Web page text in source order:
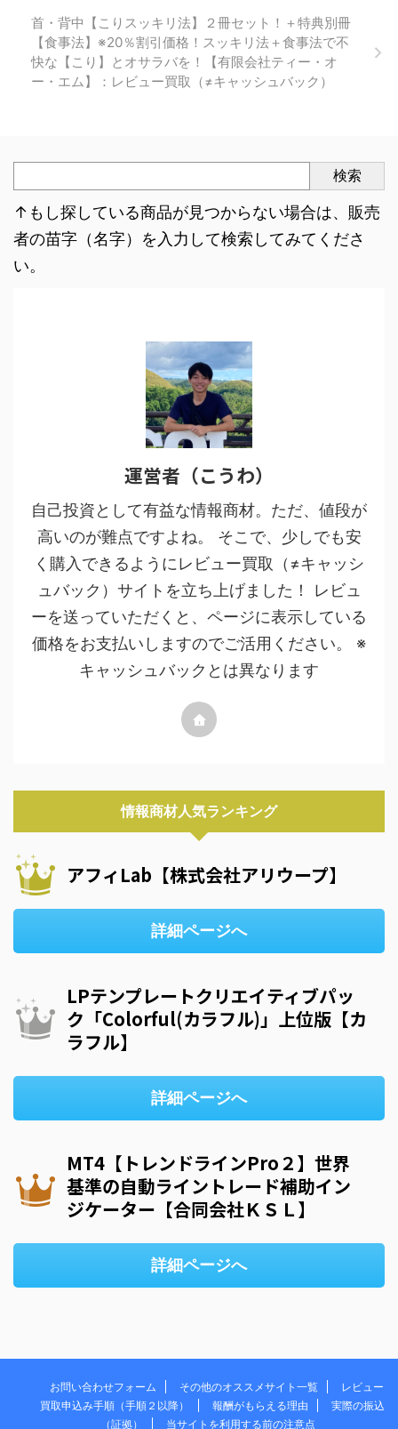
首・背中【こりスッキリ法】２冊セット！＋特典別冊
【食事法】※20％割引価格！スッキリ法＋食事法で不
快な【こり】とオサラバを！【有限会社ティー・オ
ー・エム】：レビュー買取（≠キャッシュバック）
検索
↑もし探している商品が見つからない場合は、販売
者の苗字（名字）を入力して検索してみてくださ
い。
運営者（こうわ）
自己投資として有益な情報商材。ただ、値段が
高いのが難点ですよね。 そこで、少しでも安
く購入できるようにレビュー買取（≠キャッシ
ュバック）サイトを立ち上げました！ レビュ
ーを送っていただくと、ページに表示している
価格をお支払いしますのでご活用ください。 ※
キャッシュバックとは異なります
情報商材人気ランキング
アフィLab【株式会社アリウープ】
詳細ページへ
LPテンプレートクリエイティブパッ
ク「Colorful(カラフル)」上位版【カ
ラフル】
詳細ページへ
MT4【トレンドラインPro２】世界
基準の自動ライントレード補助イン
ジケーター【合同会社ＫＳＬ】
詳細ページへ
お問い合わせフォーム その他のオススメサイト一覧
レビュー
買取申込み手順（手順２以降）
報酬がもらえる理由
実際の振込
（証拠）
当サイトを利用する前の注意点